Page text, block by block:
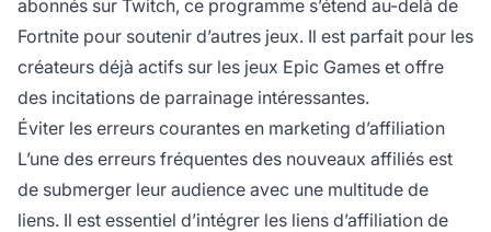
abonnés sur Twitch, ce programme s’étend au-delà de
Fortnite pour soutenir d’autres jeux. Il est parfait pour les
créateurs déjà actifs sur les jeux Epic Games et offre
des incitations de parrainage intéressantes.
Éviter les erreurs courantes en marketing d’affiliation
L’une des erreurs fréquentes des nouveaux affiliés est
de submerger leur audience avec une multitude de
liens. Il est essentiel d’intégrer les liens d’affiliation de